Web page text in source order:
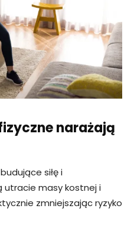
narażają
siłę i
utracie masy kostnej i
zmniejszając ryzyko